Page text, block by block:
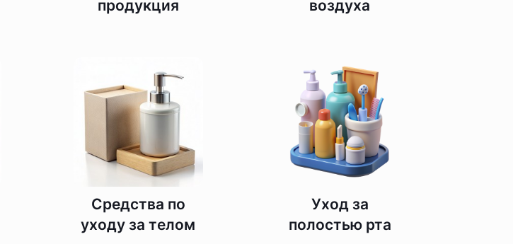
продукция
воздуха
Средства по
уходу за телом
Уход за
полостью рта